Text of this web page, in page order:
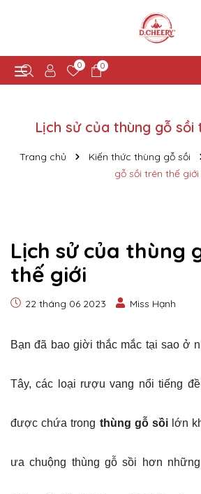
0 0
Lịch sử của thùng gỗ sồi
Trang chủ Kiến thức thùng gỗ sồi
gỗ sồi trên thế giới
Lịch sử của thùng
thế giới
22 tháng 06 2023 Miss Hạnh
Bạn đã bao giời thắc mắc tại sao ở
Tây, các loại rượu vang nổi tiếng
được chứa trong thùng gỗ sồilớn
ưa chuộng thùng gỗ sồi hơn